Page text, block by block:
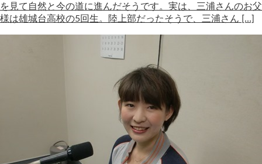
を見て自然と今の道に進んだそうです。実は、三浦さんのお父
様は雄城台高校の5回生。陸上部だったそうで、三浦さん […]